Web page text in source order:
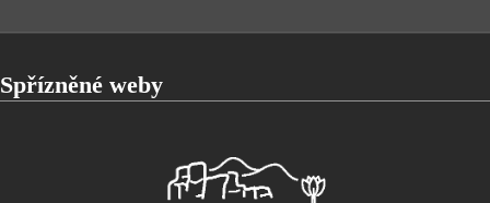
Spřízněné weby